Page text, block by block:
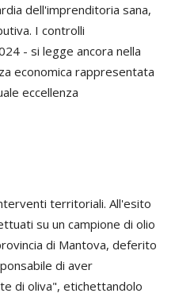
dell'imprenditoria sana,
I controlli
- si legge ancora nella
economica rappresentata
eccellenza
territoriali. All'esito
su un campione di olio
di Mantova, deferito
di aver
di oliva", etichettandolo